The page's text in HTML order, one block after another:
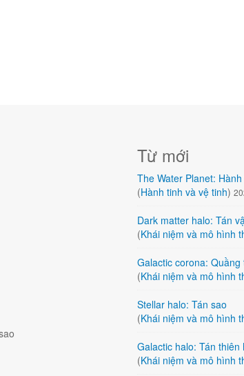
Từ mới
The Water Planet:
(Hành tinh và vệ tinh)
Dark matter halo: Tán
(Khái niệm và mô hình
Galactic corona:
(Khái niệm và mô hình
Stellar halo: Tán sao
(Khái niệm và mô hình
Galactic halo: Tán thiên
(Khái niệm và mô hình